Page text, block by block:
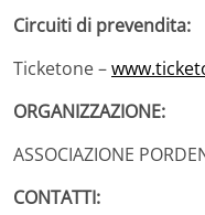
Circuiti di prevendita:
Ticketone –
ORGANIZZAZIONE:
ASSOCIAZIONE
CONTATTI: